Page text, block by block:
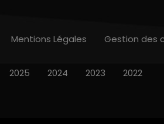
Mentions Légales Gestion des
2025 2024 2023 2022